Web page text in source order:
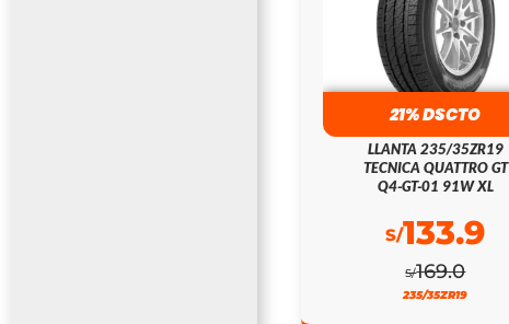
21% DSCTO
LLANTA 235/35ZR19
TECNICA QUATTRO GT
Q4-GT-01 91W XL
S/169.0
S/133.9
235/35ZR19